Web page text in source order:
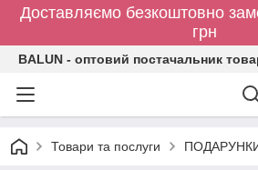
Доставляємо безкоштовно
грн
BALUN - оптовий постачальник
Товари та послуги